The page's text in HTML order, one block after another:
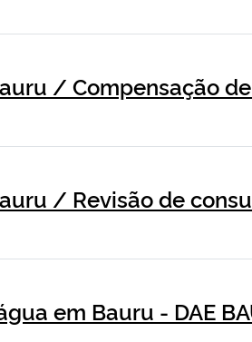
/ Compensação
/ Revisão de
em Bauru - DAE